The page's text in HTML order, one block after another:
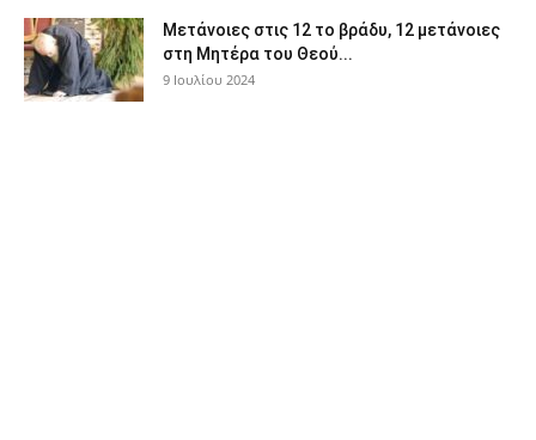
Μετάνοιες στις 12 το βράδυ, 12 μετάνοιες
στη Μητέρα του Θεού...
9 Ιουλίου 2024